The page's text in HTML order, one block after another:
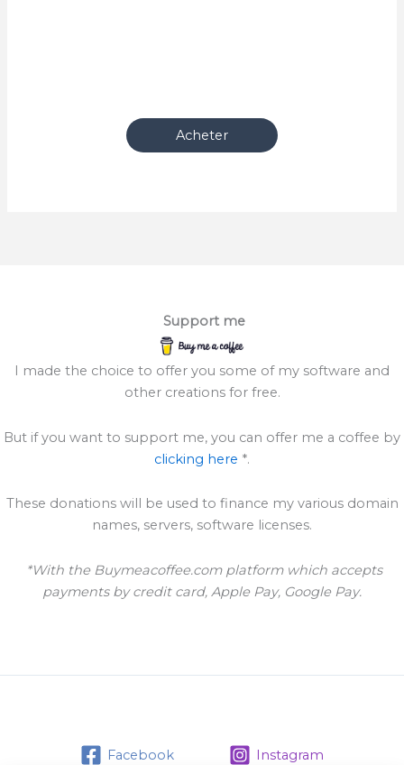
Acheter
Support me
I made the choice to offer you some of my software and
other creations for free.
But if you want to support me, you can offer me a coffee by
clicking here *.
These donations will be used to finance my various domain
names, servers, software licenses.
*With the Buymeacoffee.com platform which accepts
payments by credit card, Apple Pay, Google Pay.
Facebook Instagram